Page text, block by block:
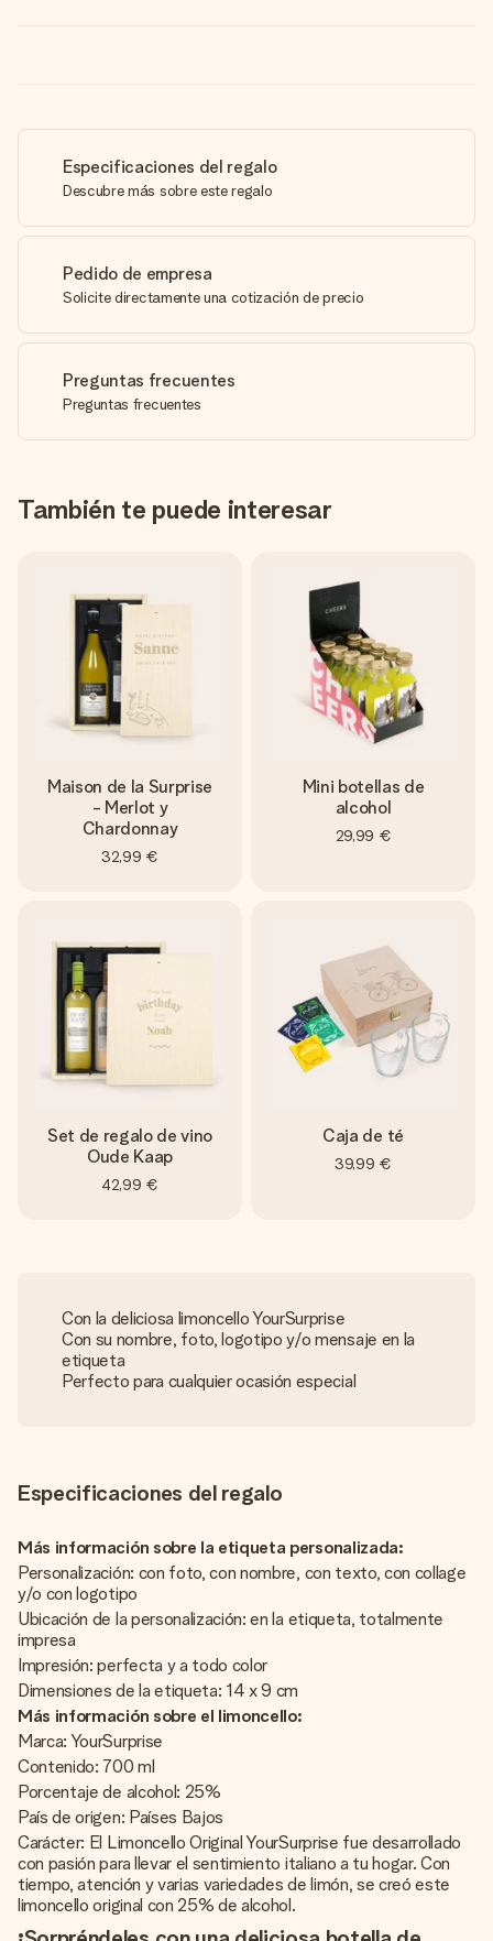
Especificaciones del regalo
Descubre más sobre este regalo
Pedido de empresa
Solicite directamente una cotización de precio
Preguntas frecuentes
Preguntas frecuentes
También te puede interesar
Maison de la Surprise
- Merlot y
Chardonnay
32,99 €
Mini botellas de
alcohol
29,99 €
Set de regalo de vino
Oude Kaap
42,99 €
Caja de té
39,99 €
Con la deliciosa limoncello YourSurprise
Con su nombre, foto, logotipo y/o mensaje en la
etiqueta
Perfecto para cualquier ocasión especial
Especificaciones del regalo
Más información sobre la etiqueta personalizada:
Personalización: con foto, con nombre, con texto, con collage
y/o con logotipo
Ubicación de la personalización: en la etiqueta, totalmente
impresa
Impresión: perfecta y a todo color
Dimensiones de la etiqueta: 14 x 9 cm
Más información sobre el limoncello:
Marca: YourSurprise
Contenido: 700 ml
Porcentaje de alcohol: 25%
País de origen: Países Bajos
Carácter: El Limoncello Original YourSurprise fue desarrollado
con pasión para llevar el sentimiento italiano a tu hogar. Con
tiempo, atención y varias variedades de limón, se creó este
limoncello original con 25% de alcohol.